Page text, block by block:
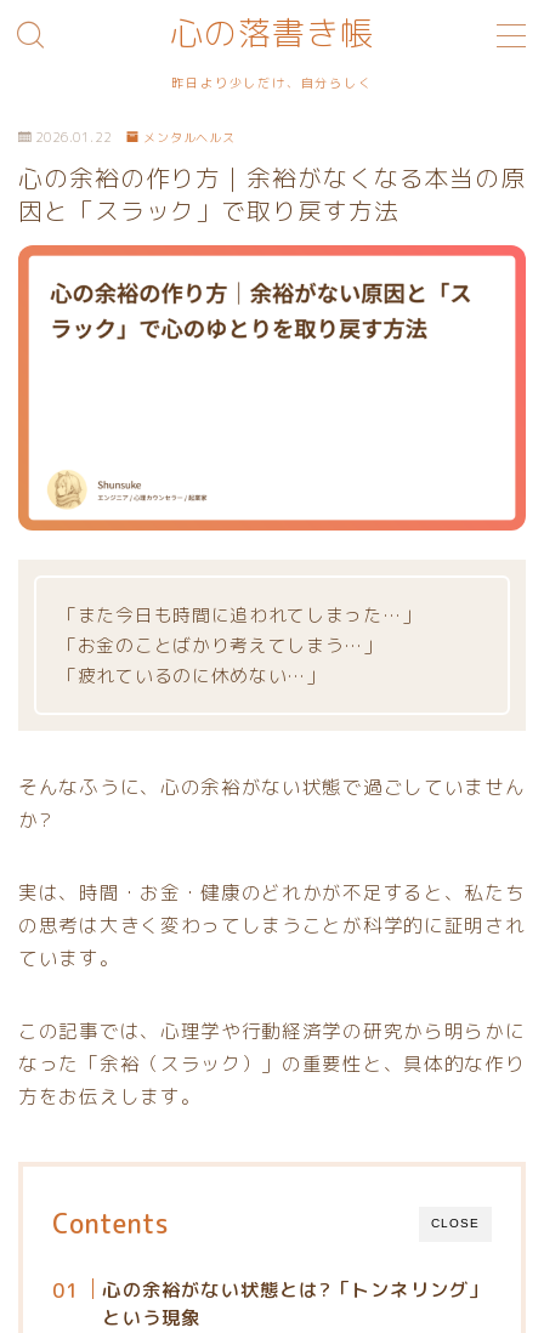
心の落書き帳
昨日より少しだけ、自分らしく
利用規約／特定商取引法に基づく表記
お問い合わせ
2026.01.22 メンタルヘルス
心の余裕の作り方｜余裕がなくなる本当の原
因と「スラック」で取り戻す方法
「また今日も時間に追われてしまった…」
「お金のことばかり考えてしまう…」
「疲れているのに休めない…」
そんなふうに、心の余裕がない状態で過ごしていません
か?
実は、時間・お金・健康のどれかが不足すると、私たち
の思考は大きく変わってしまうことが科学的に証明され
ています。
この記事では、心理学や行動経済学の研究から明らかに
なった「余裕（スラック）」の重要性と、具体的な作り
方をお伝えします。
CLOSE
Contents
心の余裕がない状態とは?「トンネリング」
という現象